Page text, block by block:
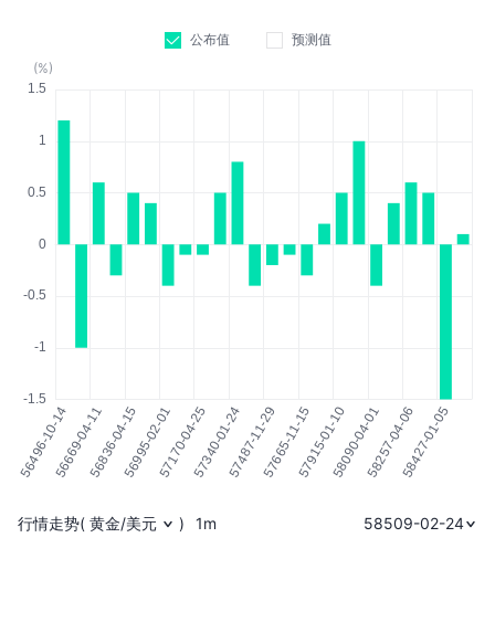
公布值
预测值
(%)
行情走势( 黄金/美元 ) 1m 58509-02-24